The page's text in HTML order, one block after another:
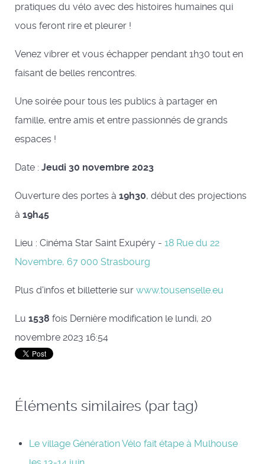
pratiques du vélo avec des histoires humaines qui
vous feront rire et pleurer !
Venez vibrer et vous échapper pendant 1h30 tout en
faisant de belles rencontres.
Une soirée pour tous les publics à partager en
famille, entre amis et entre passionnés de grands
espaces !
Date : Jeudi 30 novembre 2023
Ouverture des portes à 19h30, début des projections
à 19h45
Lieu : Cinéma Star Saint Exupéry - 18 Rue du 22
Novembre, 67 000 Strasbourg
Plus d'infos et billetterie sur www.tousenselle.eu
Lu 1538 fois Dernière modification le lundi, 20
novembre 2023 16:54
Éléments similaires (par tag)
Le village Génération Vélo fait étape à Mulhouse